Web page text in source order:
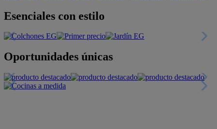
Esenciales con estilo
Oportunidades únicas